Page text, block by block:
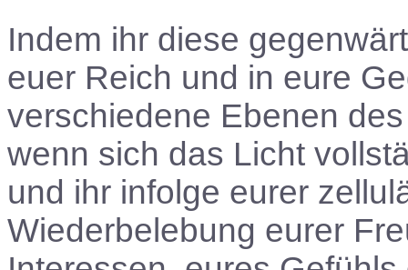
Indem ihr diese
euer Reich und in eure
verschiedene Ebenen
wenn sich das Licht
und ihr infolge eurer
Wiederbelebung eurer